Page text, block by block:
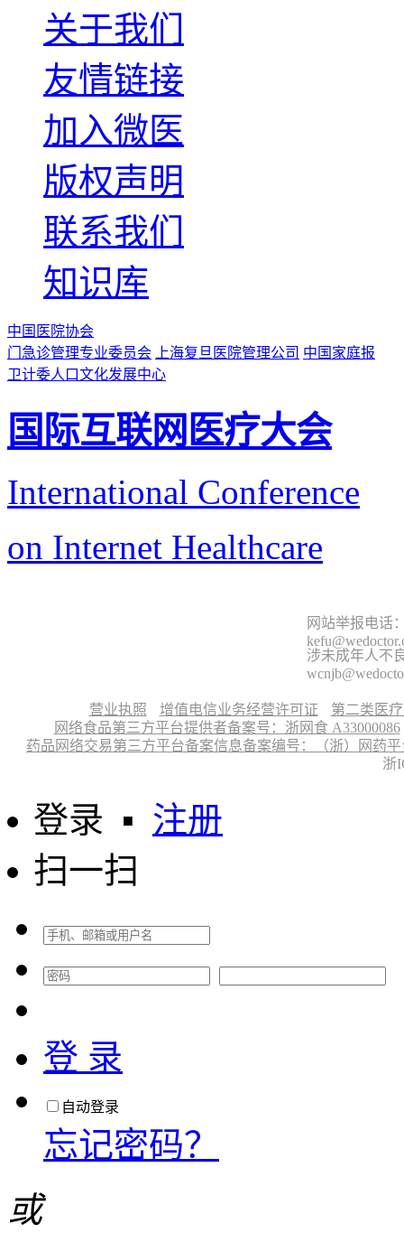
关于我们
友情链接
加入微医
版权声明
联系我们
知识库
中国医院协会
门急诊管理专业委员会 上海复旦医院管理公司 中国家庭报
卫计委人口文化发展中心
国际互联网医疗大会
International Conference
on Internet Healthcare
网站举报电话
涉未成年人不
营业执照 增值电信业务经营许可证
第二类医
网络食品第三方平台提供者备案号：浙网食 A33000086
药品网络交易第三方平台备案信息备案编号：（浙）网药平
浙
登录 ▪ 注册
扫一扫
登 录
自动登录
忘记密码？
或